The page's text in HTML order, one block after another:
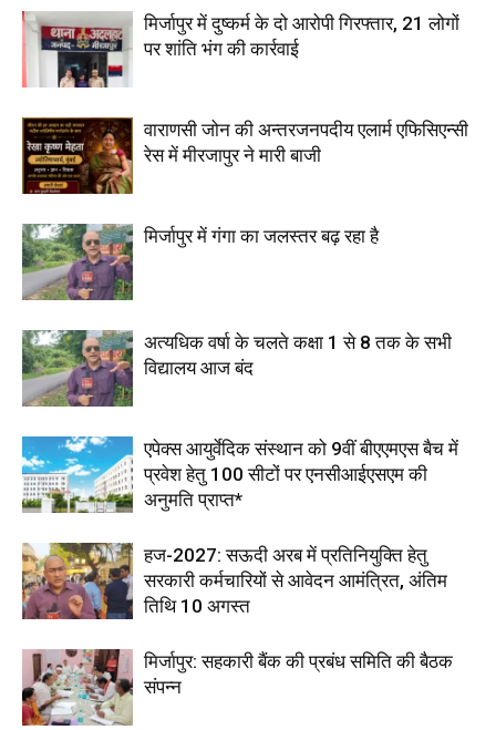
मिर्जापुर में दुष्कर्म के दो आरोपी गिरफ्तार, 21 लोगों
पर शांति भंग की कार्रवाई
वाराणसी जोन की अन्तरजनपदीय एलार्म एफिसिएन्सी
रेस में मीरजापुर ने मारी बाजी
मिर्जापुर में गंगा का जलस्तर बढ़ रहा है
अत्यधिक वर्षा के चलते कक्षा 1 से 8 तक के सभी
विद्यालय आज बंद
एपेक्स आयुर्वेदिक संस्थान को 9वीं बीएएमएस बैच में
प्रवेश हेतु 100 सीटों पर एनसीआईएसएम की
अनुमति प्राप्त*
हज-2027: सऊदी अरब में प्रतिनियुक्ति हेतु
सरकारी कर्मचारियों से आवेदन आमंत्रित, अंतिम
तिथि 10 अगस्त
मिर्जापुर: सहकारी बैंक की प्रबंध समिति की बैठक
संपन्न